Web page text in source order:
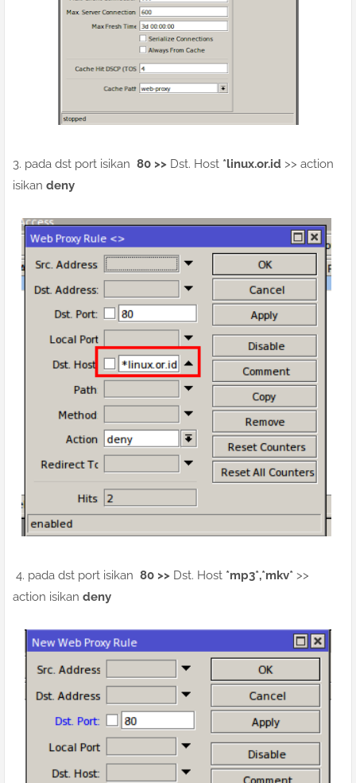
3. pada dst port isikan 80 >> Dst. Host *linux.or.id >> action
isikan deny
4. pada dst port isikan 80 >> Dst. Host *mp3*,*mkv* >>
action isikan deny